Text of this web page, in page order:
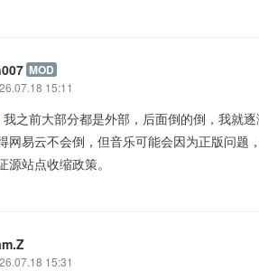
MOD
15:11
我之前大部分都是外部，后面倒的倒，我就逐
网易云不会倒，但音乐可能会因为正版问
源站点收缩政策。
15:31